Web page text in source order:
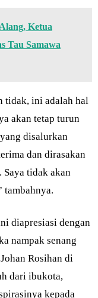
Ketua
Tau Samawa
tidak, ini adalah hal
akan tetap turun
disalurkan
dan dirasakan
Saya tidak akan
tambahnya.
diapresiasi dengan
nampak senang
Rosihan di
dari ibukota,
kepada